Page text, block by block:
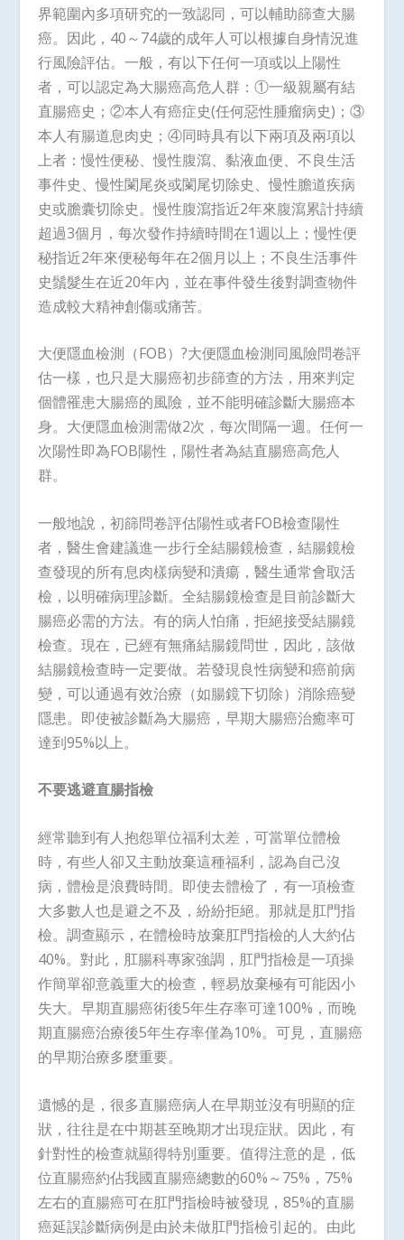
界範圍內多項研究的一致認同，可以輔助篩查大腸
癌。因此，40～74歲的成年人可以根據自身情況進
行風險評估。一般，有以下任何一項或以上陽性
者，可以認定為大腸癌高危人群：①一級親屬有結
直腸癌史；②本人有癌症史(任何惡性腫瘤病史)；③
本人有腸道息肉史；④同時具有以下兩項及兩項以
上者：慢性便秘、慢性腹瀉、黏液血便、不良生活
事件史、慢性闌尾炎或闌尾切除史、慢性膽道疾病
史或膽囊切除史。慢性腹瀉指近2年來腹瀉累計持續
超過3個月，每次發作持續時間在1週以上；慢性便
秘指近2年來便秘每年在2個月以上；不良生活事件
史鬚髮生在近20年內，並在事件發生後對調查物件
造成較大精神創傷或痛苦。
大便隱血檢測（FOB）?大便隱血檢測同風險問卷評
估一樣，也只是大腸癌初步篩查的方法，用來判定
個體罹患大腸癌的風險，並不能明確診斷大腸癌本
身。大便隱血檢測需做2次，每次間隔一週。任何一
次陽性即為FOB陽性，陽性者為結直腸癌高危人
群。
一般地說，初篩問卷評估陽性或者FOB檢查陽性
者，醫生會建議進一步行全結腸鏡檢查，結腸鏡檢
查發現的所有息肉樣病變和潰瘍，醫生通常會取活
檢，以明確病理診斷。全結腸鏡檢查是目前診斷大
腸癌必需的方法。有的病人怕痛，拒絕接受結腸鏡
檢查。現在，已經有無痛結腸鏡問世，因此，該做
結腸鏡檢查時一定要做。若發現良性病變和癌前病
變，可以通過有效治療（如腸鏡下切除）消除癌變
隱患。即使被診斷為大腸癌，早期大腸癌治癒率可
達到95%以上。
不要逃避直腸指檢
經常聽到有人抱怨單位福利太差，可當單位體檢
時，有些人卻又主動放棄這種福利，認為自己沒
病，體檢是浪費時間。即使去體檢了，有一項檢查
大多數人也是避之不及，紛紛拒絕。那就是肛門指
檢。調查顯示，在體檢時放棄肛門指檢的人大約佔
40%。對此，肛腸科專家強調，肛門指檢是一項操
作簡單卻意義重大的檢查，輕易放棄極有可能因小
失大。早期直腸癌術後5年生存率可達100%，而晚
期直腸癌治療後5年生存率僅為10%。可見，直腸癌
的早期治療多麼重要。
遺憾的是，很多直腸癌病人在早期並沒有明顯的症
狀，往往是在中期甚至晚期才出現症狀。因此，有
針對性的檢查就顯得特別重要。值得注意的是，低
位直腸癌約佔我國直腸癌總數的60%～75%，75%
左右的直腸癌可在肛門指檢時被發現，85%的直腸
癌延誤診斷病例是由於未做肛門指檢引起的。由此